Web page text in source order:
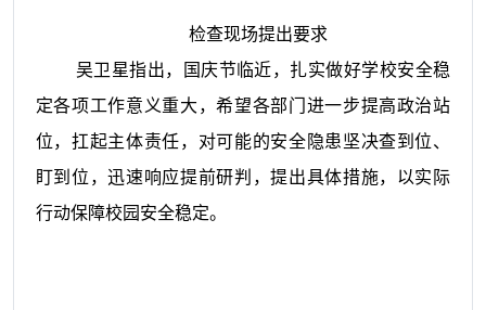
检查现场提出要求
吴卫星指出，国庆节临近，扎实做好学校安全稳
定各项工作意义重大，希望各部门进一步提高政治站
位，扛起主体责任，对可能的安全隐患坚决查到位、
盯到位，迅速响应提前研判，提出具体措施，以实际
行动保障校园安全稳定。